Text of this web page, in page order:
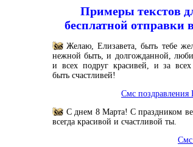
Примеры текстов
бесплатной отправки
Желаю, Елизавета, быть тебе
нежной быть, и долгожданной,
и всех подруг красивей, и за всех
быть счастливей!
Смс поздравления
С днем 8 Марта! С праздником
всегда красивой и счастливой ты.
Смс